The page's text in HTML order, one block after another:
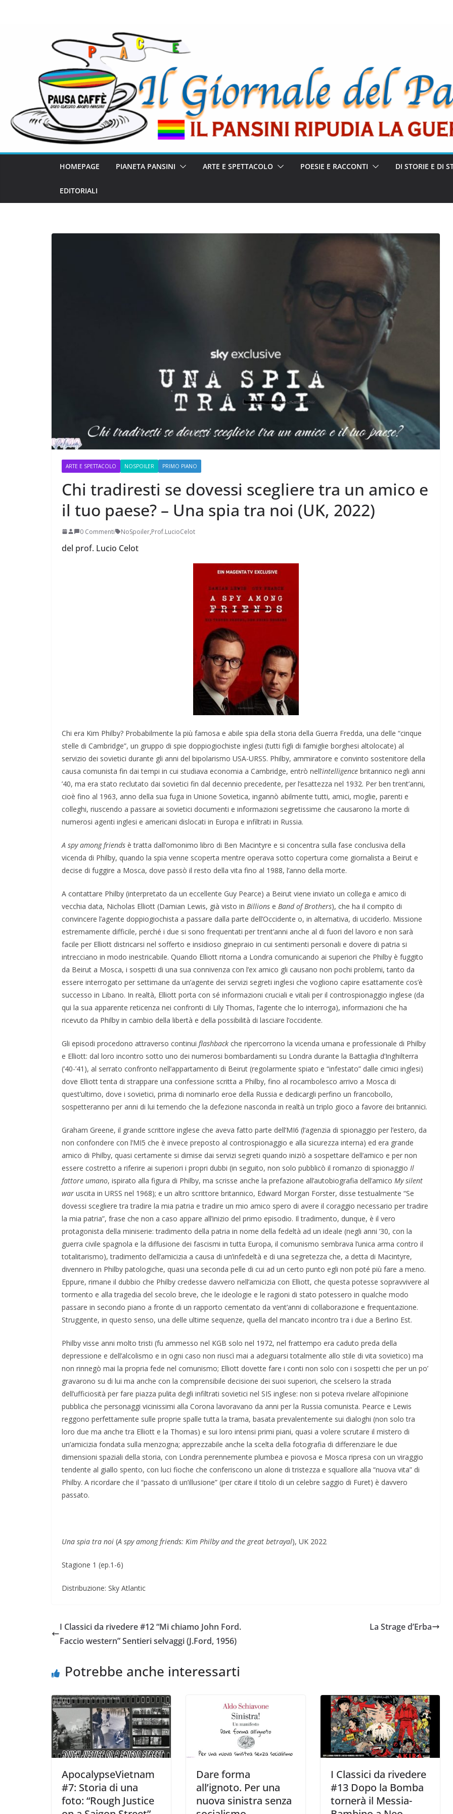
HOMEPAGE PIANETA PANSINI ARTE E SPETTACOLO POESIE E RACCONTI DI STORIE E DI
EDITORIALI
ARTE E SPETTACOLO NOSPOILER PRIMO PIANO
Chi tradiresti se dovessi scegliere tra un amico e
il tuo paese? – Una spia tra noi (UK, 2022)
0 Commenti NoSpoiler,Prof.LucioCelot
del prof. Lucio Celot
Chi era Kim Philby? Probabilmente la più famosa e abile spia della storia della Guerra Fredda, una delle “cinque
stelle di Cambridge”, un gruppo di spie doppiogiochiste inglesi (tutti figli di famiglie borghesi altolocate) al
servizio dei sovietici durante gli anni del bipolarismo USA-URSS. Philby, ammiratore e convinto sostenitore della
causa comunista fin dai tempi in cui studiava economia a Cambridge, entrò nell’intelligence britannico negli anni
’40, ma era stato reclutato dai sovietici fin dal decennio precedente, per l’esattezza nel 1932. Per ben trent’anni,
cioè fino al 1963, anno della sua fuga in Unione Sovietica, ingannò abilmente tutti, amici, moglie, parenti e
colleghi, riuscendo a passare ai sovietici documenti e informazioni segretissime che causarono la morte di
numerosi agenti inglesi e americani dislocati in Europa e infiltrati in Russia.
A spy among friends è tratta dall’omonimo libro di Ben Macintyre e si concentra sulla fase conclusiva della
vicenda di Philby, quando la spia venne scoperta mentre operava sotto copertura come giornalista a Beirut e
decise di fuggire a Mosca, dove passò il resto della vita fino al 1988, l’anno della morte.
A contattare Philby (interpretato da un eccellente Guy Pearce) a Beirut viene inviato un collega e amico di
vecchia data, Nicholas Elliott (Damian Lewis, già visto in Billions e Band of Brothers), che ha il compito di
convincere l’agente doppiogiochista a passare dalla parte dell’Occidente o, in alternativa, di ucciderlo. Missione
estremamente difficile, perché i due si sono frequentati per trent’anni anche al di fuori del lavoro e non sarà
facile per Elliott districarsi nel sofferto e insidioso ginepraio in cui sentimenti personali e dovere di patria si
intrecciano in modo inestricabile. Quando Elliott ritorna a Londra comunicando ai superiori che Philby è fuggito
da Beirut a Mosca, i sospetti di una sua connivenza con l’ex amico gli causano non pochi problemi, tanto da
essere interrogato per settimane da un’agente dei servizi segreti inglesi che vogliono capire esattamente cos’è
successo in Libano. In realtà, Elliott porta con sé informazioni cruciali e vitali per il controspionaggio inglese (da
qui la sua apparente reticenza nei confronti di Lily Thomas, l’agente che lo interroga), informazioni che ha
ricevuto da Philby in cambio della libertà e della possibilità di lasciare l’occidente.
Gli episodi procedono attraverso continui flashback che ripercorrono la vicenda umana e professionale di Philby
e Elliott: dal loro incontro sotto uno dei numerosi bombardamenti su Londra durante la Battaglia d’Inghilterra
(’40-’41), al serrato confronto nell’appartamento di Beirut (regolarmente spiato e “infestato” dalle cimici inglesi)
dove Elliott tenta di strappare una confessione scritta a Philby, fino al rocambolesco arrivo a Mosca di
quest’ultimo, dove i sovietici, prima di nominarlo eroe della Russia e dedicargli perfino un francobollo,
sospetteranno per anni di lui temendo che la defezione nasconda in realtà un triplo gioco a favore dei britannici.
Graham Greene, il grande scrittore inglese che aveva fatto parte dell’MI6 (l’agenzia di spionaggio per l’estero, da
non confondere con l’MI5 che è invece preposto al controspionaggio e alla sicurezza interna) ed era grande
amico di Philby, quasi certamente si dimise dai servizi segreti quando iniziò a sospettare dell’amico e per non
essere costretto a riferire ai superiori i propri dubbi (in seguito, non solo pubblicò il romanzo di spionaggio Il
fattore umano, ispirato alla figura di Philby, ma scrisse anche la prefazione all’autobiografia dell’amico My silent
war uscita in URSS nel 1968); e un altro scrittore britannico, Edward Morgan Forster, disse testualmente “Se
dovessi scegliere tra tradire la mia patria e tradire un mio amico spero di avere il coraggio necessario per tradire
la mia patria”, frase che non a caso appare all’inizio del primo episodio. Il tradimento, dunque, è il vero
protagonista della miniserie: tradimento della patria in nome della fedeltà ad un ideale (negli anni ’30, con la
guerra civile spagnola e la diffusione dei fascismi in tutta Europa, il comunismo sembrava l’unica arma contro il
totalitarismo), tradimento dell’amicizia a causa di un’infedeltà e di una segretezza che, a detta di Macintyre,
divennero in Philby patologiche, quasi una seconda pelle di cui ad un certo punto egli non poté più fare a meno.
Eppure, rimane il dubbio che Philby credesse davvero nell’amicizia con Elliott, che questa potesse sopravvivere al
tormento e alla tragedia del secolo breve, che le ideologie e le ragioni di stato potessero in qualche modo
passare in secondo piano a fronte di un rapporto cementato da vent’anni di collaborazione e frequentazione.
Struggente, in questo senso, una delle ultime sequenze, quella del mancato incontro tra i due a Berlino Est.
Philby visse anni molto tristi (fu ammesso nel KGB solo nel 1972, nel frattempo era caduto preda della
depressione e dell’alcolismo e in ogni caso non riuscì mai a adeguarsi totalmente allo stile di vita sovietico) ma
non rinnegò mai la propria fede nel comunismo; Elliott dovette fare i conti non solo con i sospetti che per un po’
gravarono su di lui ma anche con la comprensibile decisione dei suoi superiori, che scelsero la strada
dell’ufficiosità per fare piazza pulita degli infiltrati sovietici nel SIS inglese: non si poteva rivelare all’opinione
pubblica che personaggi vicinissimi alla Corona lavoravano da anni per la Russia comunista. Pearce e Lewis
reggono perfettamente sulle proprie spalle tutta la trama, basata prevalentemente sui dialoghi (non solo tra
loro due ma anche tra Elliott e la Thomas) e sui loro intensi primi piani, quasi a volere scrutare il mistero di
un’amicizia fondata sulla menzogna; apprezzabile anche la scelta della fotografia di differenziare le due
dimensioni spaziali della storia, con Londra perennemente plumbea e piovosa e Mosca ripresa con un viraggio
tendente al giallo spento, con luci fioche che conferiscono un alone di tristezza e squallore alla “nuova vita” di
Philby. A ricordare che il “passato di un’illusione” (per citare il titolo di un celebre saggio di Furet) è davvero
passato.
Una spia tra noi (A spy among friends: Kim Philby and the great betrayal), UK 2022
Stagione 1 (ep.1-6)
Distribuzione: Sky Atlantic
I Classici da rivedere #12 “Mi chiamo John Ford.
Faccio western” Sentieri selvaggi (J.Ford, 1956)
La Strage d’Erba
Potrebbe anche interessarti
ApocalypseVietnam
#7: Storia di una
foto: “Rough Justice
Dare forma
all’ignoto. Per una
nuova sinistra senza
I Classici da rivedere
#13 Dopo la Bomba
tornerà il Messia-
Incontro sul referendum per la riforma della
SERIE TV
Perle dei prof #38
Napoli: una città indifferente che vive nella
straordinarietà
ApocalypseVietnam #7: Storia di una foto: “Rough
Justice on a Saigon Street”